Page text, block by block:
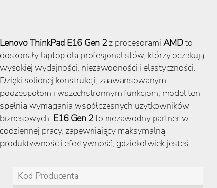
Lenovo ThinkPad E16 Gen 2 z procesorami AMDto
doskonały laptop dla profesjonalistów, którzy oczekują
wysokiej wydajności, niezawodności i elastyczności.
Dzięki solidnej konstrukcji, zaawansowanym
podzespołom i wszechstronnym funkcjom, model ten
spełnia wymagania współczesnych użytkowników
biznesowych. E16 Gen 2to niezawodny partner w
codziennej pracy, zapewniający maksymalną
produktywność i efektywność, gdziekolwiek jesteś.
Kod Producenta